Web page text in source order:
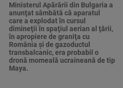
Ministerul Apărării din Bulgaria a
anunţat sâmbătă că aparatul
care a explodat în cursul
dimineţii în spaţiul aerian al ţării,
în apropiere de graniţa cu
România şi de gazoductul
transbalcanic, era probabil o
dronă momeală ucraineană de tip
Maya.